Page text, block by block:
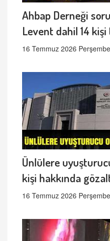
Ahbap Derneği
Levent dahil 14
16 Temmuz 2026 Perşembe
Ünlülere
kişi hakkında
16 Temmuz 2026 Perşembe